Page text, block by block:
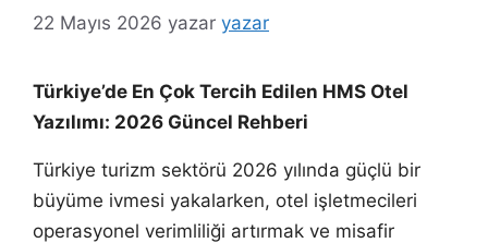
22 Mayıs 2026 yazar yazar
Türkiye’de En Çok Tercih Edilen HMS Otel
Yazılımı: 2026 Güncel Rehberi
Türkiye turizm sektörü 2026 yılında güçlü bir
büyüme ivmesi yakalarken, otel işletmecileri
operasyonel verimliliği artırmak ve misafir